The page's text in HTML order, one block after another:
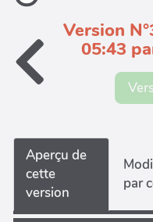
Version
05:43
Aperçu de
cette
version
par